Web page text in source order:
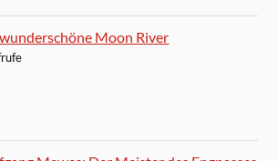
Moon River